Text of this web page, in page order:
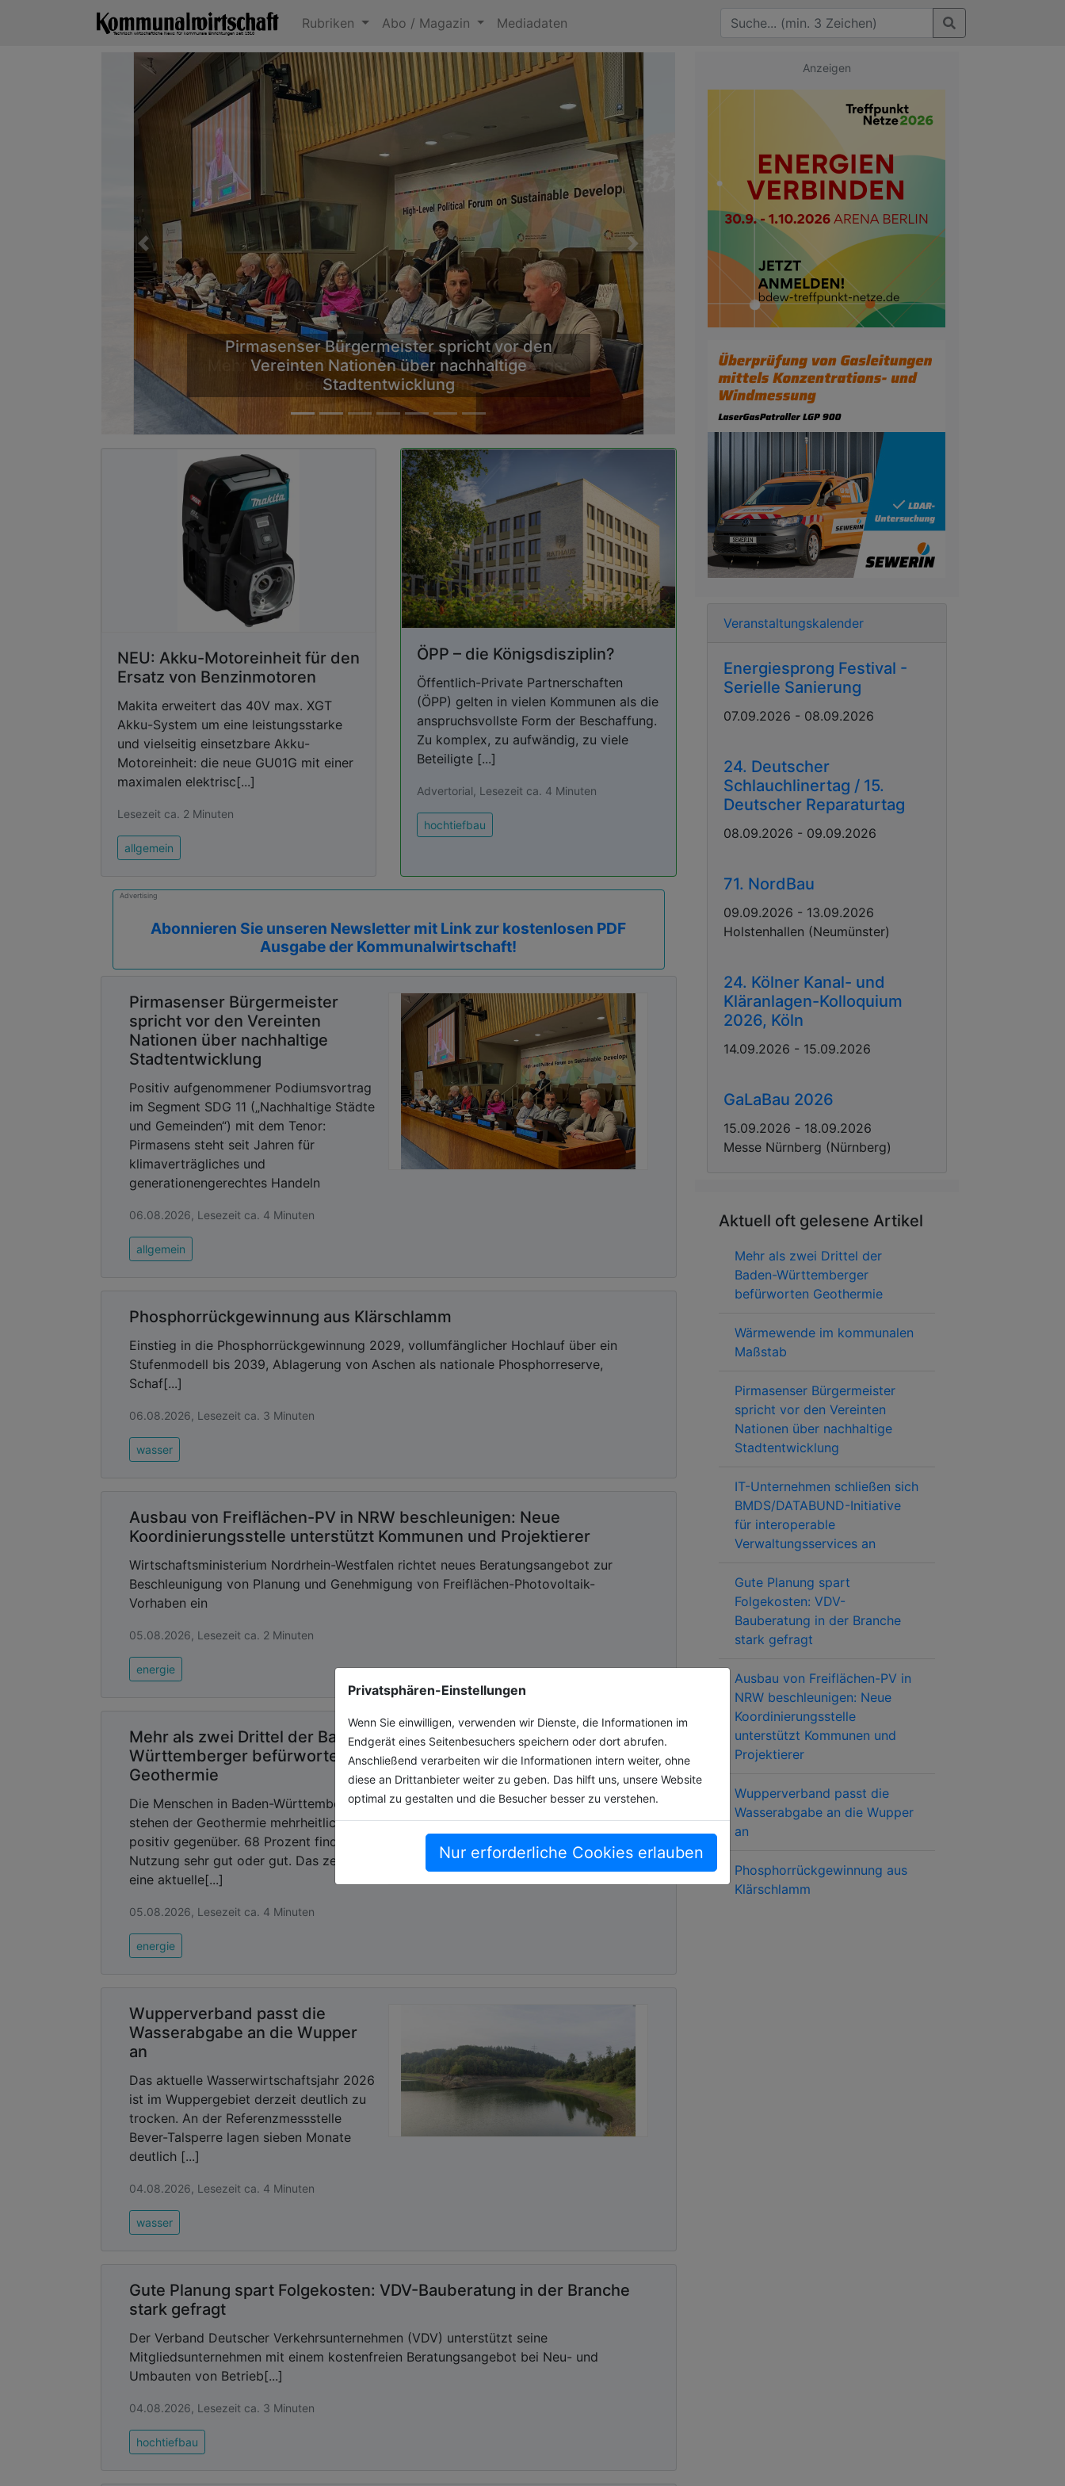
Rubriken Abo / Magazin Mediadaten
Privatsphären-Einstellungen
Wenn Sie einwilligen, verwenden wir Dienste, die Informationen im
Endgerät eines Seitenbesuchers speichern oder dort abrufen.
Anschließend verarbeiten wir die Informationen intern weiter, ohne
diese an Drittanbieter weiter zu geben. Das hilft uns, unsere Website
optimal zu gestalten und die Besucher besser zu verstehen.
Nur erforderliche Cookies erlauben
Mehr als zwei Drittel der Baden-Württemberger
befürworten Geothermie
Previous Next
NEU: Akku-Motoreinheit für den
Ersatz von Benzinmotoren
Makita erweitert das 40V max. XGT
Akku-System um eine leistungsstarke
und vielseitig einsetzbare Akku-
Motoreinheit: die neue GU01G mit einer
maximalen elektrisc[...]
Lesezeit ca. 2 Minuten
allgemein
ÖPP – die Königsdisziplin?
Öffentlich-Private Partnerschaften
(ÖPP) gelten in vielen Kommunen als die
anspruchsvollste Form der Beschaffung.
Zu komplex, zu aufwändig, zu viele
Beteiligte [...]
Advertorial, Lesezeit ca. 4 Minuten
hochtiefbau
Advertising
Abonnieren Sie unseren Newsletter mit Link zur kostenlosen PDF
Ausgabe der Kommunalwirtschaft!
Pirmasenser Bürgermeister
spricht vor den Vereinten
Nationen über nachhaltige
Stadtentwicklung
Positiv aufgenommener Podiumsvortrag
im Segment SDG 11 („Nachhaltige Städte
und Gemeinden“) mit dem Tenor:
Pirmasens steht seit Jahren für
klimaverträgliches und
generationengerechtes Handeln
06.08.2026, Lesezeit ca. 4 Minuten
allgemein
Phosphorrückgewinnung aus Klärschlamm
Einstieg in die Phosphorrückgewinnung 2029, vollumfänglicher Hochlauf über ein
Stufenmodell bis 2039, Ablagerung von Aschen als nationale Phosphorreserve,
Schaf[...]
06.08.2026, Lesezeit ca. 3 Minuten
wasser
Ausbau von Freiflächen-PV in NRW beschleunigen: Neue
Koordinierungsstelle unterstützt Kommunen und Projektierer
Wirtschaftsministerium Nordrhein-Westfalen richtet neues Beratungsangebot zur
Beschleunigung von Planung und Genehmigung von Freiflächen-Photovoltaik-
Vorhaben ein
05.08.2026, Lesezeit ca. 2 Minuten
energie
Mehr als zwei Drittel der Baden-
Württemberger befürworten
Geothermie
Die Menschen in Baden-Württemberg
stehen der Geothermie mehrheitlich
positiv gegenüber. 68 Prozent finden die
Nutzung sehr gut oder gut. Das zeigt
eine aktuelle[...]
05.08.2026, Lesezeit ca. 4 Minuten
energie
Wupperverband passt die
Wasserabgabe an die Wupper
an
Das aktuelle Wasserwirtschaftsjahr 2026
ist im Wuppergebiet derzeit deutlich zu
trocken. An der Referenzmessstelle
Bever-Talsperre lagen sieben Monate
deutlich [...]
04.08.2026, Lesezeit ca. 4 Minuten
wasser
Gute Planung spart Folgekosten: VDV-Bauberatung in der Branche
stark gefragt
Der Verband Deutscher Verkehrsunternehmen (VDV) unterstützt seine
Mitgliedsunternehmen mit einem kostenfreien Beratungsangebot bei Neu- und
Umbauten von Betrieb[...]
04.08.2026, Lesezeit ca. 3 Minuten
hochtiefbau
Anzeigen
Veranstaltungskalender
Energiesprong Festival -
Serielle Sanierung
07.09.2026 - 08.09.2026
24. Deutscher
Schlauchlinertag / 15.
Deutscher Reparaturtag
08.09.2026 - 09.09.2026
71. NordBau
09.09.2026 - 13.09.2026
Holstenhallen (Neumünster)
24. Kölner Kanal- und
Kläranlagen-Kolloquium
2026, Köln
14.09.2026 - 15.09.2026
GaLaBau 2026
15.09.2026 - 18.09.2026
Messe Nürnberg (Nürnberg)
Aktuell oft gelesene Artikel
Mehr als zwei Drittel der
Baden-Württemberger
befürworten Geothermie
Wärmewende im kommunalen
Maßstab
Pirmasenser Bürgermeister
spricht vor den Vereinten
Nationen über nachhaltige
Stadtentwicklung
IT-Unternehmen schließen sich
BMDS/DATABUND-Initiative
für interoperable
Verwaltungsservices an
Gute Planung spart
Folgekosten: VDV-
Bauberatung in der Branche
stark gefragt
Ausbau von Freiflächen-PV in
NRW beschleunigen: Neue
Koordinierungsstelle
unterstützt Kommunen und
Projektierer
Wupperverband passt die
Wasserabgabe an die Wupper
an
Phosphorrückgewinnung aus
Klärschlamm